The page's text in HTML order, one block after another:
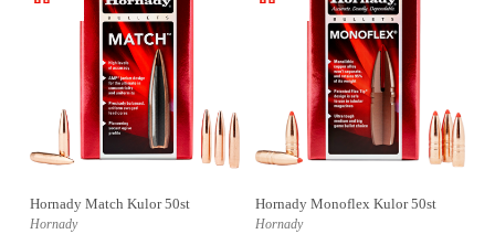
Hornady Match Kulor 50st
Hornady
Hornady Monoflex Kulor 50st
Hornady